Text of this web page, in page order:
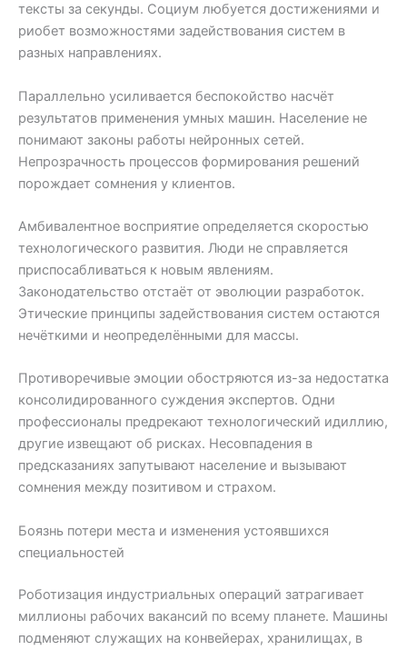
тексты за секунды. Социум любуется достижениями и
риобет возможностями задействования систем в
разных направлениях.
Параллельно усиливается беспокойство насчёт
результатов применения умных машин. Население не
понимают законы работы нейронных сетей.
Непрозрачность процессов формирования решений
порождает сомнения у клиентов.
Амбивалентное восприятие определяется скоростью
технологического развития. Люди не справляется
приспосабливаться к новым явлениям.
Законодательство отстаёт от эволюции разработок.
Этические принципы задействования систем остаются
нечёткими и неопределёнными для массы.
Противоречивые эмоции обостряются из-за недостатка
консолидированного суждения экспертов. Одни
профессионалы предрекают технологический идиллию,
другие извещают об рисках. Несовпадения в
предсказаниях запутывают население и вызывают
сомнения между позитивом и страхом.
Боязнь потери места и изменения устоявшихся
специальностей
Роботизация индустриальных операций затрагивает
миллионы рабочих вакансий по всему планете. Машины
подменяют служащих на конвейерах, хранилищах, в